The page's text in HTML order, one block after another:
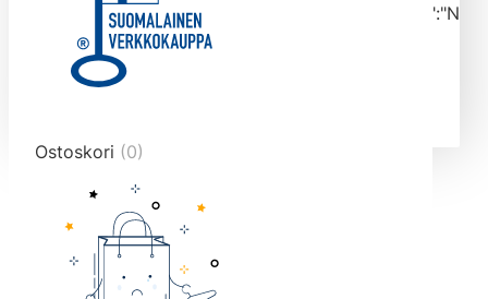
data-original-query-vars="[]" data-page="1"
data-max-pages="4516" data-start="1" data-
end="10">
Ostoskori (0)